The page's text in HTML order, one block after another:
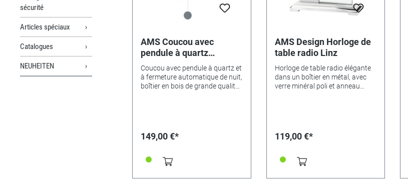
sécurité
Articles spéciaux
Catalogues
NEUHEITEN
AMS Coucou avec
pendule à quartz
Wehingen
Coucou avec pendule à quartz et
à fermeture automatique de nuit,
boîtier en bois de grande qualité,
149,00 €*
AMS Design Horloge de
table radio Linz
Horloge de table radio élégante
dans un boîtier en métal, avec
verre minéral poli et anneau
119,00 €*